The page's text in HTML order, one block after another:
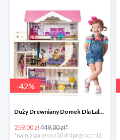
-42%
Duży Drewniany Domek Dla Lalek Z Akcesoriami -42%
259.00 zł449.00 zł*
*najniższa cena z 30 dni przed obniżką